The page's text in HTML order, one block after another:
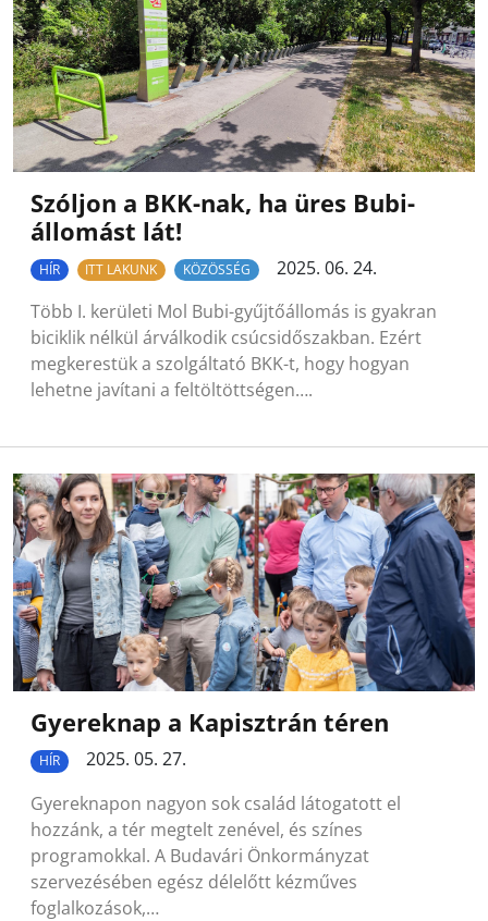
Szóljon a BKK-nak, ha üres Bubi-
állomást lát!
HÍR ITT LAKUNK KÖZÖSSÉG
2025. 06. 24.
Több I. kerületi Mol Bubi-gyűjtőállomás is gyakran
biciklik nélkül árválkodik csúcsidőszakban. Ezért
megkerestük a szolgáltató BKK-t, hogy hogyan
lehetne javítani a feltöltöttségen….
Gyereknap a Kapisztrán téren
HÍR
2025. 05. 27.
Gyereknapon nagyon sok család látogatott el
hozzánk, a tér megtelt zenével, és színes
programokkal. A Budavári Önkormányzat
szervezésében egész délelőtt kézműves
foglalkozások,…